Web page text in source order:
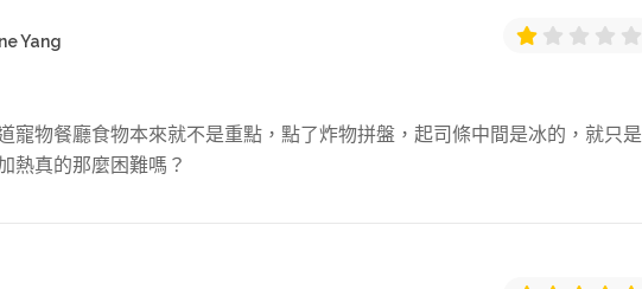
Yang
寵物餐廳食物本來就不是重點，點了炸物拼盤，起司條中間是冰的，就只是
熱真的那麼困難嗎？